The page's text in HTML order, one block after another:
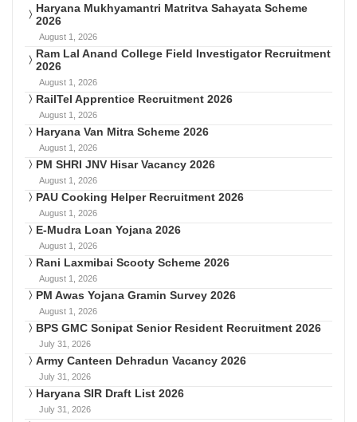
Haryana Mukhyamantri Matritva Sahayata Scheme
2026
August 1, 2026
Ram Lal Anand College Field Investigator Recruitment
2026
August 1, 2026
RailTel Apprentice Recruitment 2026
August 1, 2026
Haryana Van Mitra Scheme 2026
August 1, 2026
PM SHRI JNV Hisar Vacancy 2026
August 1, 2026
PAU Cooking Helper Recruitment 2026
August 1, 2026
E-Mudra Loan Yojana 2026
August 1, 2026
Rani Laxmibai Scooty Scheme 2026
August 1, 2026
PM Awas Yojana Gramin Survey 2026
August 1, 2026
BPS GMC Sonipat Senior Resident Recruitment 2026
July 31, 2026
Army Canteen Dehradun Vacancy 2026
July 31, 2026
Haryana SIR Draft List 2026
July 31, 2026